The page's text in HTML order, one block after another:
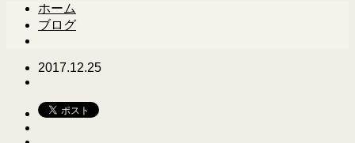
ホーム
ブログ
2017.12.25